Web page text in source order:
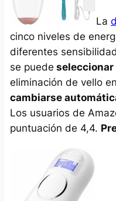
La
cinco niveles de
diferentes
se puede
eliminación de vello
cambiarse
Los usuarios de
puntuación de 4,4.